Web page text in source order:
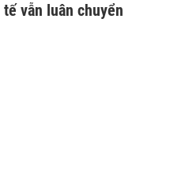
vẫn luân chuyển